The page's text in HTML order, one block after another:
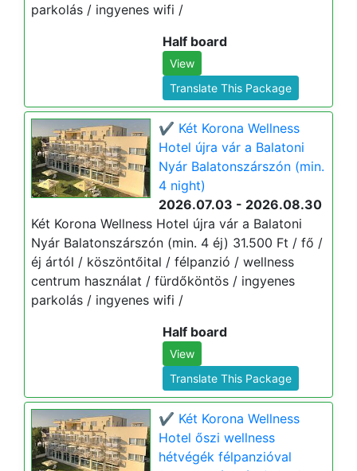
parkolás / ingyenes wifi /
Half board
View
Translate This Package
✔️ Két Korona Wellness
Hotel újra vár a Balatoni
Nyár Balatonszárszón (min.
4 night)
2026.07.03 - 2026.08.30
Két Korona Wellness Hotel újra vár a Balatoni
Nyár Balatonszárszón (min. 4 éj) 31.500 Ft / fő /
éj ártól / köszöntőital / félpanzió / wellness
centrum használat / fürdőköntös / ingyenes
parkolás / ingyenes wifi /
Half board
View
Translate This Package
✔️ Két Korona Wellness
Hotel őszi wellness
hétvégék félpanzióval